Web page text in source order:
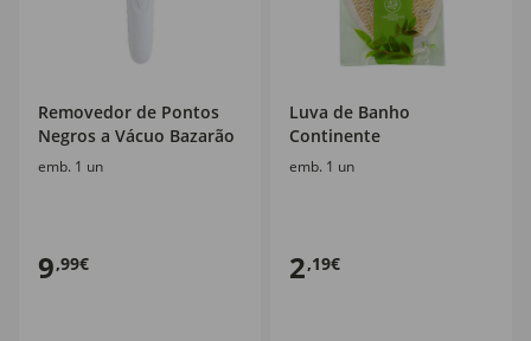
Removedor de Pontos
Negros a Vácuo Bazarão
emb. 1 un
9,99€
Luva de Banho
Continente
emb. 1 un
2,19€